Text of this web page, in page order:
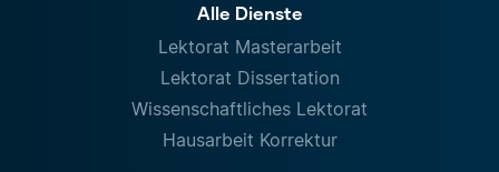
Alle Dienste
Lektorat Masterarbeit
Lektorat Dissertation
Wissenschaftliches Lektorat
Hausarbeit Korrektur